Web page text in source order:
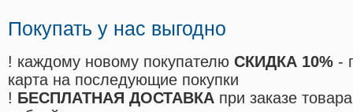
Покупать у нас выгодно
! каждому новому покупателю СКИДКА 10% -
карта на последующие покупки
! БЕСПЛАТНАЯ ДОСТАВКА при заказе